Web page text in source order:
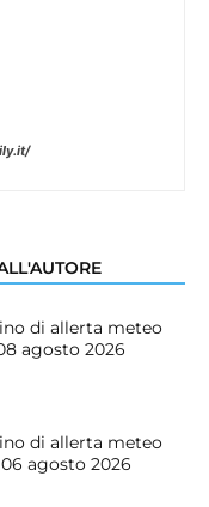
di allerta meteo
agosto 2026
di allerta meteo
agosto 2026